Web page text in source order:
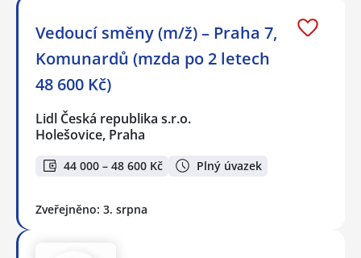
Vedoucí směny (m/ž) – Praha 7,
Komunardů (mzda po 2 letech
48 600 Kč)
Lidl Česká republika s.r.o.
Holešovice, Praha
44 000 – 48 600 Kč Plný úvazek
Zveřejněno: 3. srpna